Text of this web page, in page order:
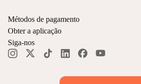
Métodos de pagamento
Obter a aplicação
Siga-nos